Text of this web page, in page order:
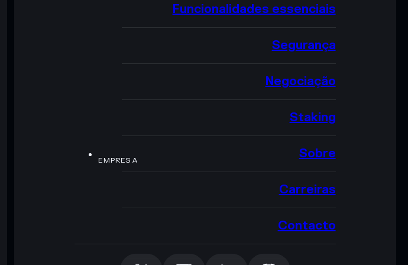
Funcionalidades essenciais
Segurança
Negociação
Staking
EMPRESA Sobre
Carreiras
Contacto